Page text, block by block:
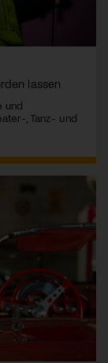
lassen
und
, Tanz- und